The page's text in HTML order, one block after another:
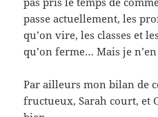
passe actuellement, les
qu’on vire, les classes et
qu’on ferme… Mais je
Par ailleurs mon bilan de
fructueux, Sarah court, et